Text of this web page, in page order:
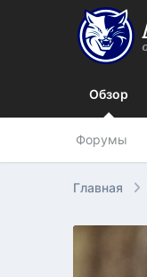
Обзор
Форумы
Главная